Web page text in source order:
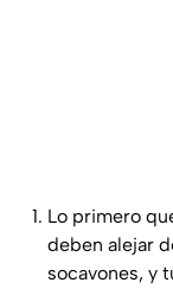
Lo primero
deben alejar
socavones, y